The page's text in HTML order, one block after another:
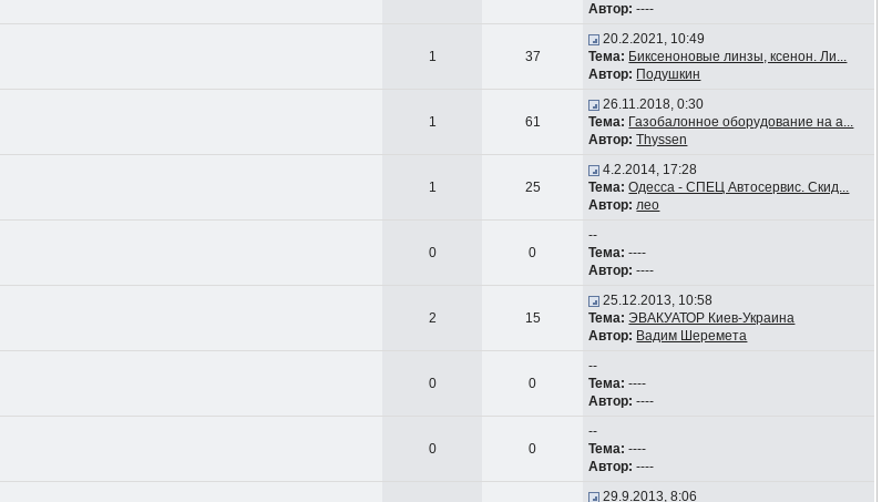
Автор: ----
1 37
20.2.2021, 10:49
Тема: Биксеноновые линзы, ксенон. Ли...
Автор: Подушкин
1 61
26.11.2018, 0:30
Тема: Газобалонное оборудование на а...
Автор: Thyssen
1 25
4.2.2014, 17:28
Тема: Одесса - СПЕЦ Автосервис. Скид...
Автор: лео
0 0
--
Тема: ----
Автор: ----
2 15
25.12.2013, 10:58
Тема: ЭВАКУАТОР Киев-Украина
Автор: Вадим Шеремета
0 0
--
Тема: ----
Автор: ----
0 0
--
Тема: ----
Автор: ----
29.9.2013, 8:06